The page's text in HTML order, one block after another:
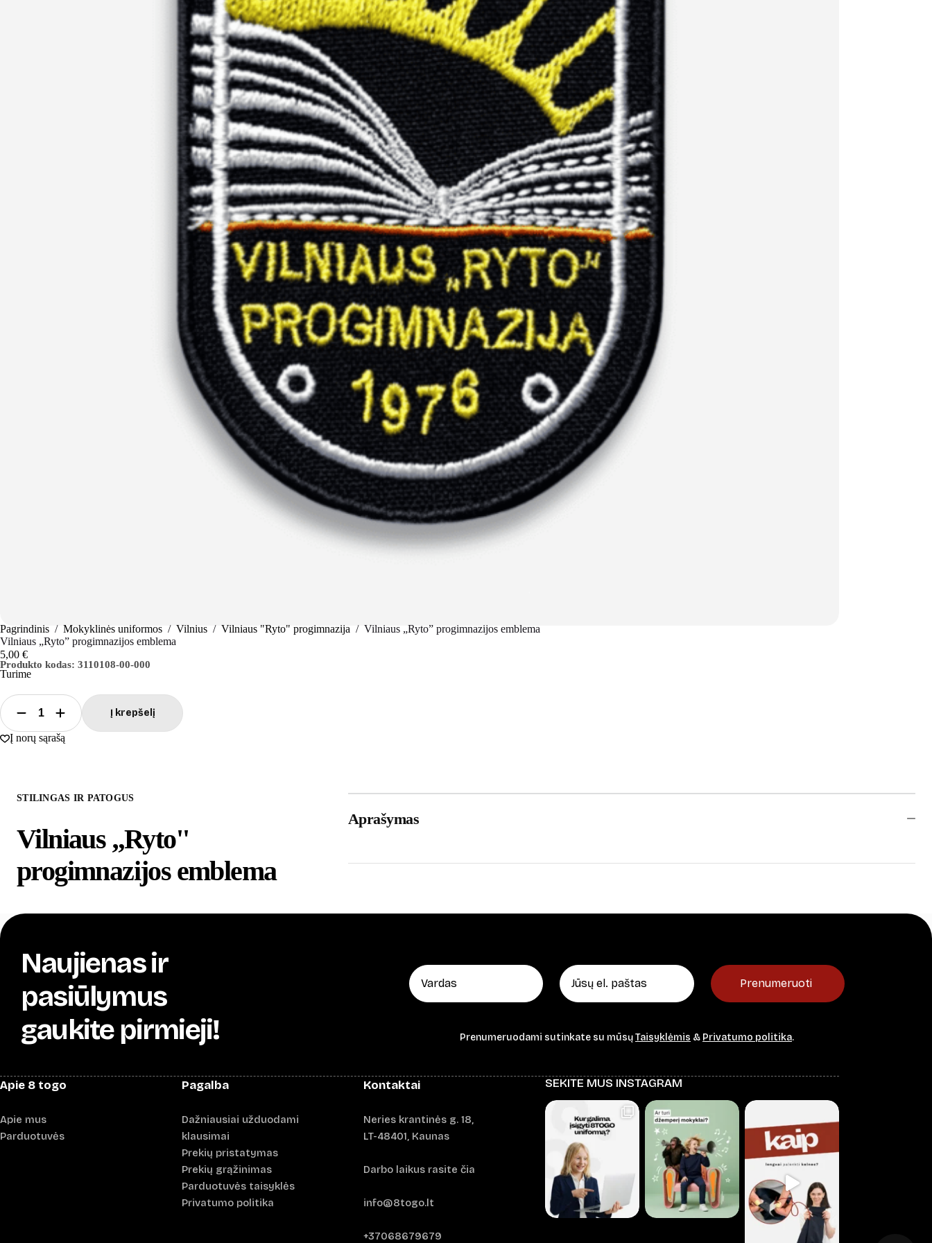
Pagrindinis / Mokyklinės uniformos / Vilnius / Vilniaus "Ryto" progimnazija / Vilniaus „Ryto” progimnazijos emblema
Vilniaus „Ryto” progimnazijos emblema
Produkto kodas: 3110108-00-000
5,00 €
Turime
produkto
kiekis:
Vilniaus
Į krepšelį
Į norų sąrašą
STILINGAS IR PATOGUS
Vilniaus „Ryto''
progimnazijos emblema
Aprašymas
Naujienas ir
pasiūlymus
gaukite pirmieji!
Prenumeruoti
Prenumeruodami sutinkate su mūsųTaisyklėmis & Privatumo politika.
Apie 8 togo
Apie mus
Parduotuvės
Pagalba
Dažniausiai užduodami
klausimai
Prekių pristatymas
Prekių grąžinimas
Parduotuvės taisyklės
Privatumo politika
Kontaktai
Neries krantinės g. 18,
LT-48401, Kaunas
Darbo laikus rasite čia
info@8togo.lt
+37068679679
SEKITE MUS INSTAGRAM